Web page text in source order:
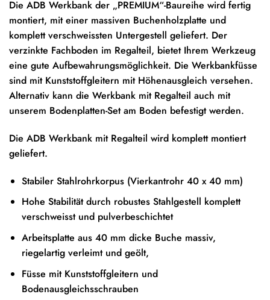
Die ADB Werkbank der „PREMIUM“-Baureihe wird fertig
montiert, mit einer massiven Buchenholzplatte und
komplett verschweissten Untergestell geliefert. Der
verzinkte Fachboden im Regalteil, bietet Ihrem Werkzeug
eine gute Aufbewahrungsmöglichkeit. Die Werkbankfüsse
sind mit Kunststoffgleitern mit Höhenausgleich versehen.
Alternativ kann die Werkbank mit Regalteil auch mit
unserem Bodenplatten-Setam Boden befestigt werden.
Die ADB Werkbank mit Regalteil wird komplett montiert
geliefert.
Stabiler Stahlrohrkorpus (Vierkantrohr 40 x 40 mm)
Hohe Stabilität durch robustes Stahlgestell komplett
verschweisst und pulverbeschichtet
Arbeitsplatte aus 40 mm dicke Buche massiv,
riegelartig verleimt und geölt,
Füsse mit Kunststoffgleitern und
Bodenausgleichsschrauben